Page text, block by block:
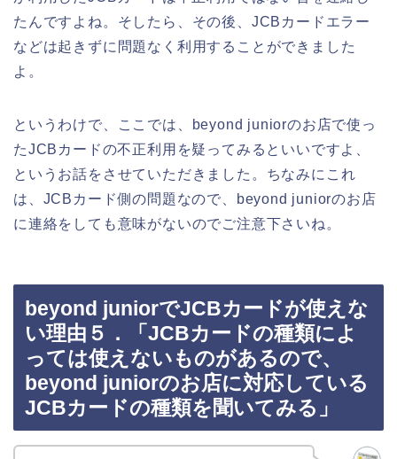
たんですよね。そしたら、その後、JCBカードエラー
などは起きずに問題なく利用することができました
よ。
というわけで、ここでは、beyond juniorのお店で使っ
たJCBカードの不正利用を疑ってみるといいですよ、
というお話をさせていただきました。ちなみにこれ
は、JCBカード側の問題なので、beyond juniorのお店
に連絡をしても意味がないのでご注意下さいね。
beyond juniorでJCBカードが使えな
い理由５．「JCBカードの種類によ
っては使えないものがあるので、
beyond juniorのお店に対応している
JCBカードの種類を聞いてみる」